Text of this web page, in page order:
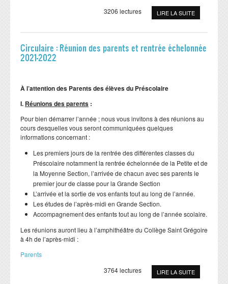
LIRE LA SUITE
3206 lectures
Circulaire : Réunion des parents et rentrée échelonnée
2021-2022
À l’attention des Parents des élèves du Préscolaire
I. Réunions des parents :
Pour bien démarrer l’année ; nous vous invitons à des réunions au
cours desquelles vous seront communiquées quelques
informations concernant :
Les premiers jours de la rentrée des différentes classes du
Préscolaire notamment la rentrée échelonnée de la Petite et de
la Moyenne Section, l’arrivée de chacun avec ses parents le
premier jour de classe pour la Grande Section
L’arrivée et la sortie de vos enfants tout au long de l’année.
Les études de l’après-midi en Grande Section.
Accompagnement des enfants tout au long de l’année scolaire.
Les réunions auront lieu à l’amphithéâtre du Collège Saint Grégoire
à 4h de l’après-midi :
Parents
LIRE LA SUITE
3764 lectures